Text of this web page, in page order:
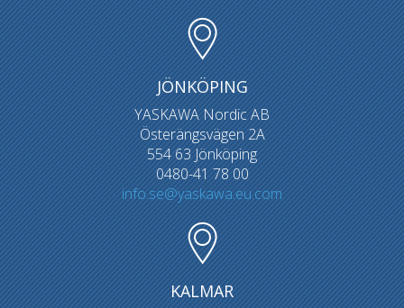
JÖNKÖPING
YASKAWA Nordic AB
Österängsvägen 2A
554 63 Jönköping
0480-41 78 00
info.se@yaskawa.eu.com
KALMAR